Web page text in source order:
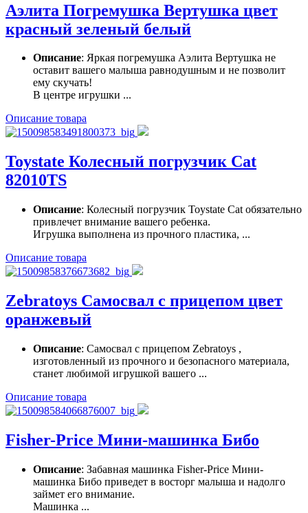
Аэлита Погремушка Вертушка цвет
красный зеленый белый
Описание: Яркая погремушка Аэлита Вертушка не
оставит вашего малыша равнодушным и не позволит
ему скучать!
В центре игрушки ...
Описание товара
Toystate Колесный погрузчик Cat
82010TS
Описание: Колесный погрузчик Toystate Cat обязательно
привлечет внимание вашего ребенка.
Игрушка выполнена из прочного пластика, ...
Описание товара
Zebratoys Самосвал с прицепом цвет
оранжевый
Описание: Самосвал с прицепом Zebratoys ,
изготовленный из прочного и безопасного материала,
станет любимой игрушкой вашего ...
Описание товара
Fisher-Price Мини-машинка Бибо
Описание: Забавная машинка Fisher-Price Мини-
машинка Бибо приведет в восторг малыша и надолго
займет его внимание.
Машинка ...